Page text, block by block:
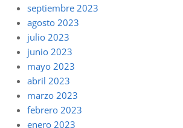
septiembre 2023
agosto 2023
julio 2023
junio 2023
mayo 2023
abril 2023
marzo 2023
febrero 2023
enero 2023